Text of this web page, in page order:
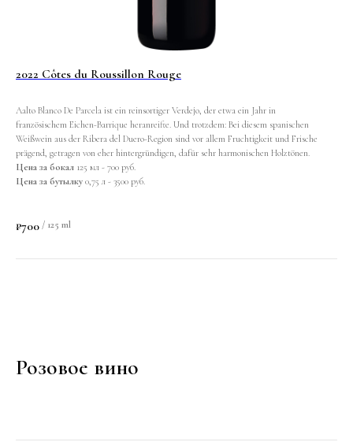
2022 Côtes du Roussillon Rouge
Aalto Blanco De Parcela ist ein reinsortiger Verdejo, der etwa ein Jahr in
französischem Eichen-Barrique heranreifte. Und trotzdem: Bei diesem spanischen
Weißwein aus der Ribera del Duero-Region sind vor allem Fruchtigkeit und Frische
prägend, getragen von eher hintergründigen, dafür sehr harmonischen Holztönen.
Цена за бокал 125 мл - 700 руб.
Цена за бутылку 0,75 л - 3500 руб.
₽700 / 125 ml
Розовое вино